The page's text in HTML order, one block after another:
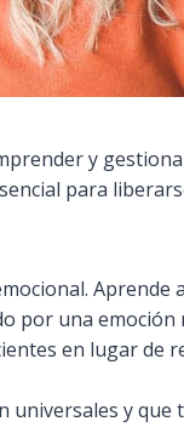
y
para
Aprende
por una emoción
en lugar de
universales y que